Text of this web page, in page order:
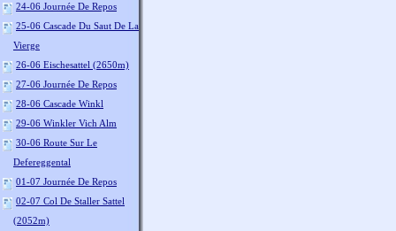
24-06 Journée De Repos
25-06 Cascade Du Saut De La
Vierge
26-06 Eischesattel (2650m)
27-06 Journée De Repos
28-06 Cascade Winkl
29-06 Winkler Vich Alm
30-06 Route Sur Le
Defereggental
01-07 Journée De Repos
02-07 Col De Staller Sattel
(2052m)